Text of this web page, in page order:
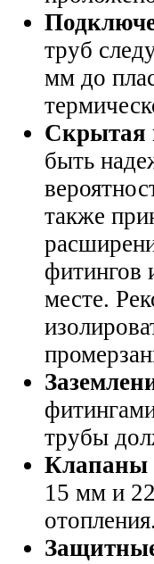
труб
мм до
Скрытая
быть
также
фитингов
месте.
трубы
Клапаны
15 мм и